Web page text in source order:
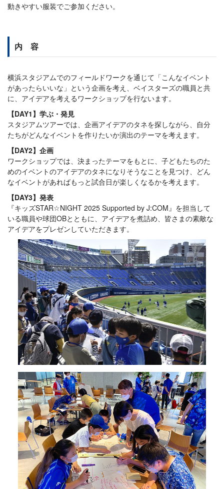
動きやすい服装でご参加ください。
内 容
横浜スタジアムでのフィールドワークを通じて「こんなイベント
があったらいいな」という企画を考え、ベイスターズの職員と共
に、アイデアを考えるワークショップを行ないます。
【DAY1】学ぶ・発見
スタジアムツアーでは、企画アイデアのタネを探しながら、自分
たちがどんなイベントを作りたいか演出のテーマを考えます。
【DAY2】企画
ワークショップでは、決まったテーマをもとに、子どもたちのた
めのイベントのアイデアのタネになりそうなことを見つけ、どん
なイベントがあればもっと試合日が楽しくなるかを考えます。
【DAY3】発表
『キッズSTAR☆NIGHT 2025 Supported by J:COM』を担当して
いる職員や球団OBとともに、アイデアを煮詰め、皆さまの素敵な
アイデアをプレゼンしていただきます。